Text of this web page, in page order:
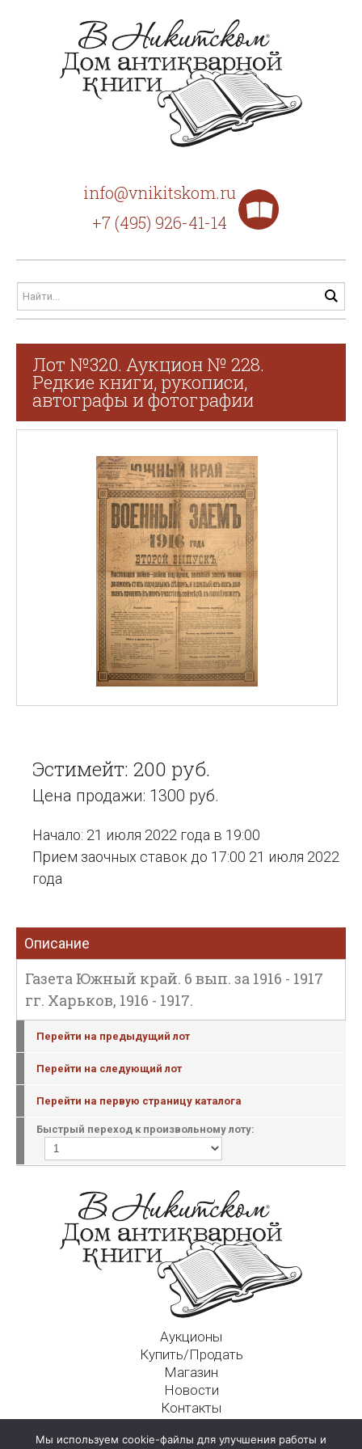
info@vnikitskom.ru
+7 (495) 926-41-14
Лот №320. Аукцион № 228.
Редкие книги, рукописи,
автографы и фотографии
Эстимейт: 200 руб.
Цена продажи: 1300 руб.
Начало: 21 июля 2022 года в 19:00
Прием заочных ставок до 17:00 21 июля 2022
года
Описание
Газета Южный край. 6 вып. за 1916 - 1917
гг. Харьков, 1916 - 1917.
Перейти на предыдущий лот
Перейти на следующий лот
Перейти на первую страницу каталога
Быстрый переход к произвольному лоту:
Аукционы
Купить/Продать
Магазин
Новости
Контакты
125009, г. Москва, Никитский пер., д. 4а, стр. 1
Мы используем cookie-файлы для улучшения работы и